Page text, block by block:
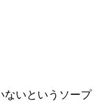
ないというソープ